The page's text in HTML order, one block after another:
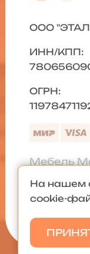
ООО
ИНН/КПП:
ОГРН:
Мебель
Карта
На нашем
cookie-